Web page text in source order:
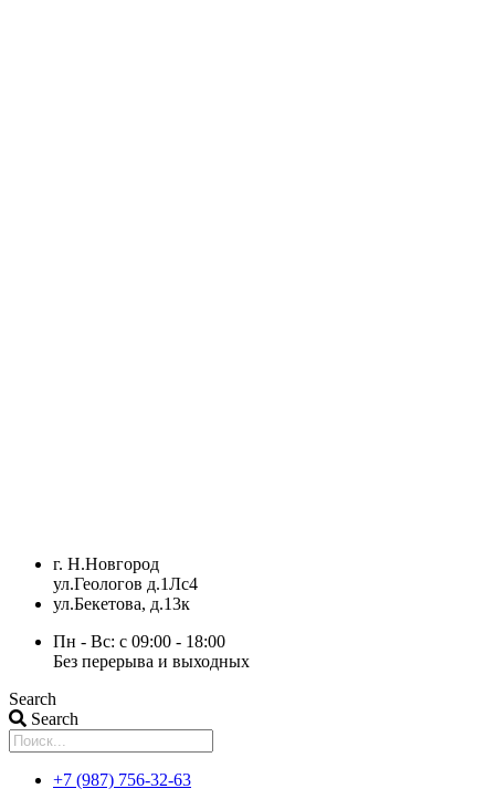
г. Н.Новгород
ул.Геологов д.1Лс4
ул.Бекетова, д.13к
Пн - Вс: с 09:00 - 18:00
Без перерыва и выходных
Search
Search
+7 (987) 756-32-63